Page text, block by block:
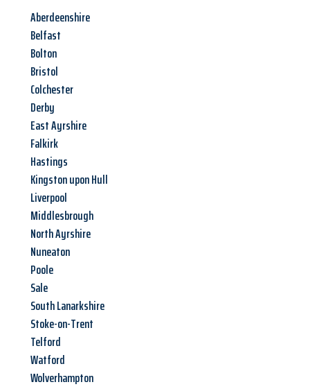
Aberdeenshire
Belfast
Bolton
Bristol
Colchester
Derby
East Ayrshire
Falkirk
Hastings
Kingston upon Hull
Liverpool
Middlesbrough
North Ayrshire
Nuneaton
Poole
Sale
South Lanarkshire
Stoke-on-Trent
Telford
Watford
Wolverhampton